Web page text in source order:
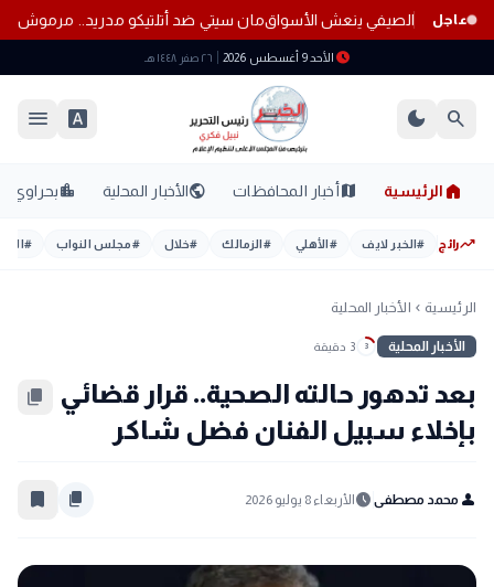
عاجل مان سيتي ضد أتلتيكو مدريد.. مرموش
schedule الأحد 9 أغسطس 2026 ٢٦ صفر ١٤٤٨ هـ
search
dark_mode
font_download
menu
home الرئيسية mapأخبار المحافظات publicالأخبار المحلية location_cityبحراوي
trending_upرائج #الخبر لايف #الأهلي #الزمالك #خلال #مجلس النواب #
الرئيسية chevron_left الأخبار المحلية
الأخبار المحلية 3 3 دقيقة
بعد تدهور حالته الصحية.. قرار قضائي
بإخلاء سبيل الفنان فضل شاكر
content_copy
person محمد مصطفى schedule الأربعاء 8 يوليو 2026 content_copy
bookmark_border